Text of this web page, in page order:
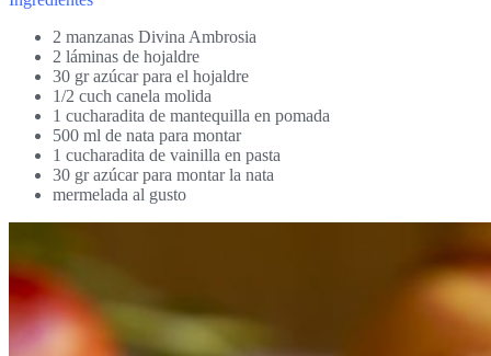
2 manzanas Divina Ambrosia
2 láminas de hojaldre
30 gr azúcar para el hojaldre
1/2 cuch canela molida
1 cucharadita de mantequilla en pomada
500 ml de nata para montar
1 cucharadita de vainilla en pasta
30 gr azúcar para montar la nata
mermelada al gusto